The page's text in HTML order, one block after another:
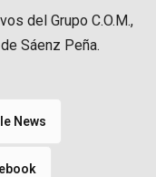
del Grupo C.O.M.,
Sáenz Peña.
News